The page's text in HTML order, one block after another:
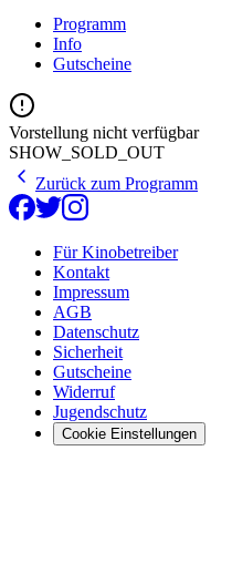
Programm
Info
Gutscheine
Vorstellung nicht verfügbar
SHOW_SOLD_OUT
Zurück zum Programm
Für Kinobetreiber
Kontakt
Impressum
AGB
Datenschutz
Sicherheit
Gutscheine
Widerruf
Jugendschutz
Cookie Einstellungen